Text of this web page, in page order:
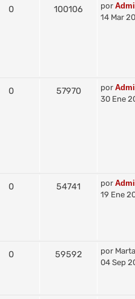
0 100106 por
14 Mar
0 57970 por
30 Ene
0 54741 por
19 Ene
0 59592 por
04 Sep